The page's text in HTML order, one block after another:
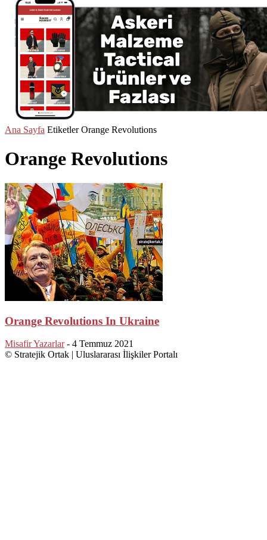
Ana Sayfa Etiketler Orange Revolutions
Orange Revolutions
Orange Revolutions In Ukraine
Misafir Yazarlar - 4 Temmuz 2021
© Stratejik Ortak | Uluslararası İlişkiler Portalı